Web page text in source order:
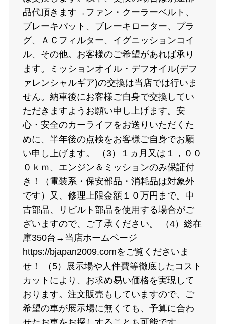
品代頂きます→ファン・クーラーベルト、
ブレーキパット、ブレーキローター、プラ
グ、ＡＣフィルター、イグニッションコイ
ル、その他。お客様のご希望があれば承り
ます。ミッションオイル・デフオイル(デフ
ァレンシャルギア)の交換は当店では行いま
せん。納車後にお客様ご自身で交換してい
ただきますようお願い申し上げます。安
心・安全のカーライフをお送りいただくた
めに、半年後の点検をお客様ご自身でお願
い申し上げます。 （3）１ヵ月又は１，００
０ｋｍ、エンジン＆ミッションのみ保証付
き！（電装系・保安部品・消耗品は対象外
です）又、修理上限金額１０万円まで。中
古部品、リビルト部品を使用する場合がご
ざいますので、ご了承ください。 （4）総在
庫350台→当店ホームページ
https://bjapan2009.comをご覧くださいま
せ！ （5）展示場や人件費等徹底したコスト
カットにより、お求め易い価格を実現して
おります。注文販売もしていますので、ご
希望の車が展示場に無くても、予算に合わ